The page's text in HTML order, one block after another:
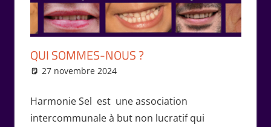
QUI SOMMES-NOUS ?
27 novembre 2024
Harmonie Sel est une association
intercommunale à but non lucratif qui